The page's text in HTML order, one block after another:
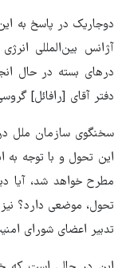
دوجاریک در پاسخ به
آژانس بین‌المللی
درهای بسته در حال
دفتر آقای [رافائل]
سخنگوی سازمان ملل
این تحول و با توجه
مطرح خواهد شد، آیا
تحول، موضعی دارد؟
تدبیر اعضای شورای